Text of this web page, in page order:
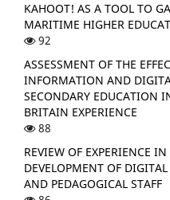
KAHOOT! AS A TOOL TO
MARITIME HIGHER
92
ASSESSMENT OF THE
INFORMATION AND
SECONDARY EDUCATION
BRITAIN EXPERIENCE
88
REVIEW OF EXPERIENCE
DEVELOPMENT OF
AND PEDAGOGICAL STAFF